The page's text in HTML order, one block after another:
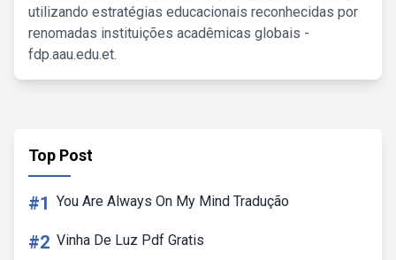
utilizando estratégias educacionais reconhecidas por
renomadas instituições acadêmicas globais -
fdp.aau.edu.et.
Top Post
#1 You Are Always On My Mind Tradução
#2 Vinha De Luz Pdf Gratis